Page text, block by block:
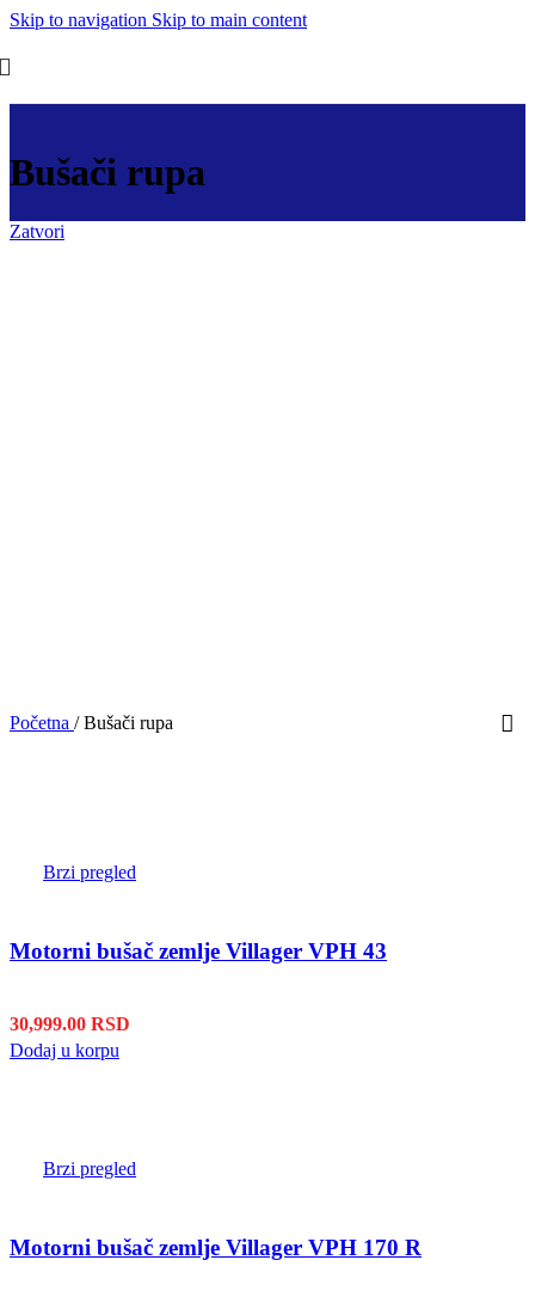
Skip to navigation Skip to main content
Bušači rupa
Zatvori
Početna / Bušači rupa
Brzi pregled
Motorni bušač zemlje Villager VPH 43
30,999.00 RSD
Dodaj u korpu
Brzi pregled
Motorni bušač zemlje Villager VPH 170 R